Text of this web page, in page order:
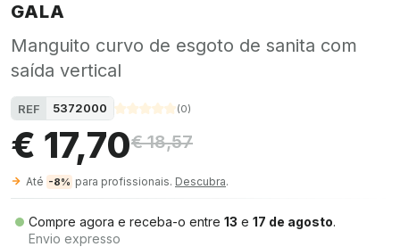
GALA
Manguito curvo de esgoto de sanita com
saída vertical
REF 5372000 (0)
€ 17,70€ 18,57
Até -8% para profissionais. Descubra.
Compre agora e receba-o entre 13 e 17 de agosto.
Envio expresso